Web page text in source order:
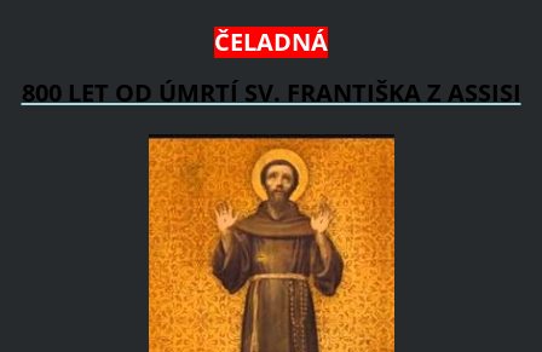
ČELADNÁ
800 LET OD ÚMRTÍ SV. FRANTIŠKA Z ASSISI